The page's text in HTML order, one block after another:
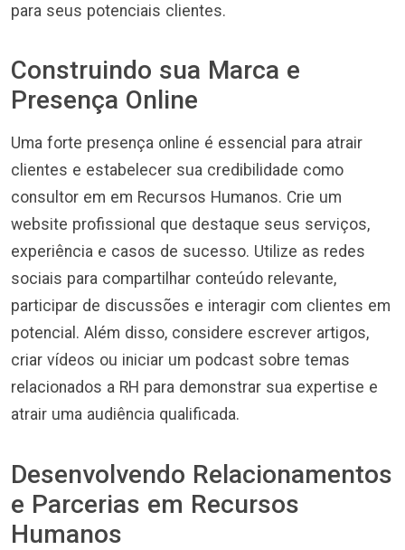
para seus potenciais clientes.
Construindo sua Marca e
Presença Online
Uma forte presença online é essencial para atrair
clientes e estabelecer sua credibilidade como
consultor em em Recursos Humanos. Crie um
website profissional que destaque seus serviços,
experiência e casos de sucesso. Utilize as redes
sociais para compartilhar conteúdo relevante,
participar de discussões e interagir com clientes em
potencial. Além disso, considere escrever artigos,
criar vídeos ou iniciar um podcast sobre temas
relacionados a RH para demonstrar sua expertise e
atrair uma audiência qualificada.
Desenvolvendo Relacionamentos
e Parcerias em Recursos
Humanos